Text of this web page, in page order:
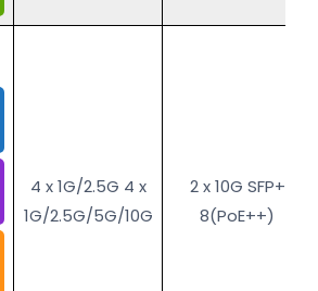
4 x 1G/2.5G 4 x
1G/2.5G/5G/10G
2 x 10G SFP+
8(PoE++)